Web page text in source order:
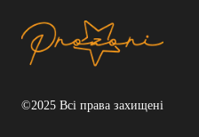
©2025 Всі права захищені